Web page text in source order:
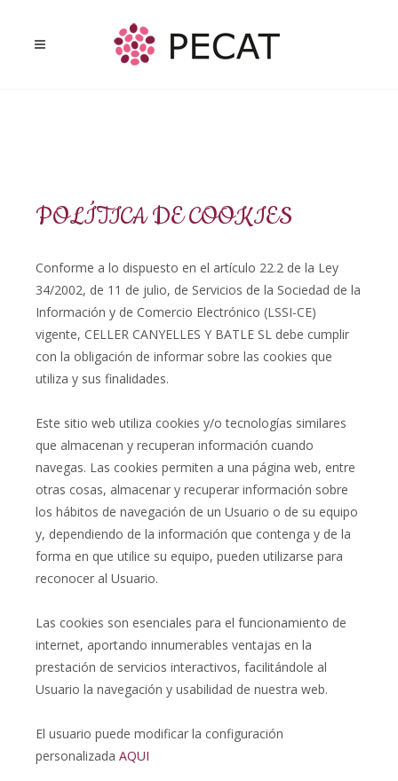
POLÍTICA DE COOKIES
Conforme a lo dispuesto en el artículo 22.2 de la Ley
34/2002, de 11 de julio, de Servicios de la Sociedad de la
Información y de Comercio Electrónico (LSSI-CE)
vigente, CELLER CANYELLES Y BATLE SL debe cumplir
con la obligación de informar sobre las cookies que
utiliza y sus finalidades.
Este sitio web utiliza cookies y/o tecnologías similares
que almacenan y recuperan información cuando
navegas. Las cookies permiten a una página web, entre
otras cosas, almacenar y recuperar información sobre
los hábitos de navegación de un Usuario o de su equipo
y, dependiendo de la información que contenga y de la
forma en que utilice su equipo, pueden utilizarse para
reconocer al Usuario.
Las cookies son esenciales para el funcionamiento de
internet, aportando innumerables ventajas en la
prestación de servicios interactivos, facilitándole al
Usuario la navegación y usabilidad de nuestra web.
El usuario puede modificar la configuración
personalizada AQUI